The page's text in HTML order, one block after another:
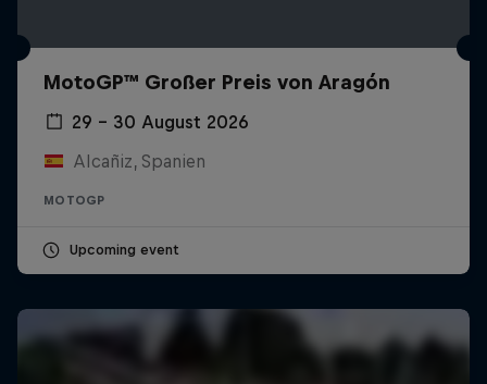
MotoGP™ Großer Preis von Aragón
29 – 30 August 2026
Alcañiz, Spanien
MOTOGP
Upcoming event